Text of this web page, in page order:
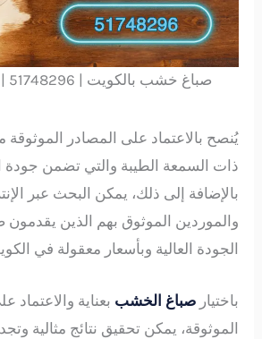
صباغ خشب بالكويت | 51748296 | رومانى ابو عز
يُنصح بالاعتماد على المصادر
ذات السمعة الطيبة والتي تضمن جودة
بالإضافة إلى ذلك، يمكن البحث عبر
والموردين الموثوق بهم الذين
الجودة العالية وبأسعار معقولة في
باختيار صباغ الخشب بعناية والاعتماد
الموثوقة، يمكن تحقيق نتائج مثالية